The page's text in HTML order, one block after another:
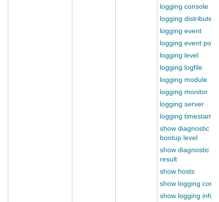
logging console
logging distribute
logging event
logging event port
logging level
logging logfile
logging module
logging monitor
logging server
logging timestamp
show diagnostic
bootup level
show diagnostic
result
show hosts
show logging
show logging info